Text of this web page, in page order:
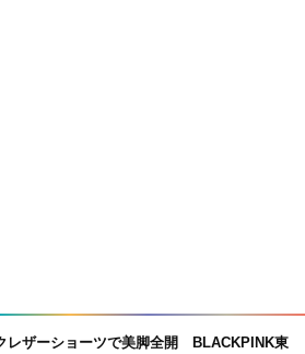
レザーショーツで美脚全開 BLACKPINK東